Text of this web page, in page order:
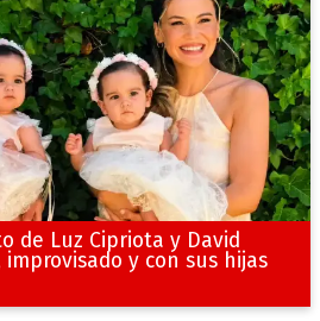
de Luz Cipriota y David
y con sus hijas